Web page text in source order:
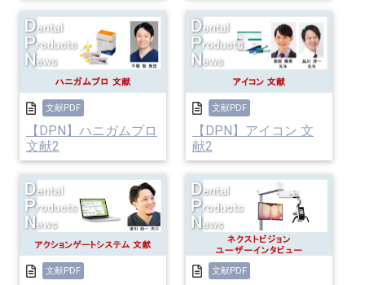
文献PDF
【DPN】ハニガムプロ
文献2
文献PDF
【DPN】アイコン 文
献2
文献PDF 文献PDF